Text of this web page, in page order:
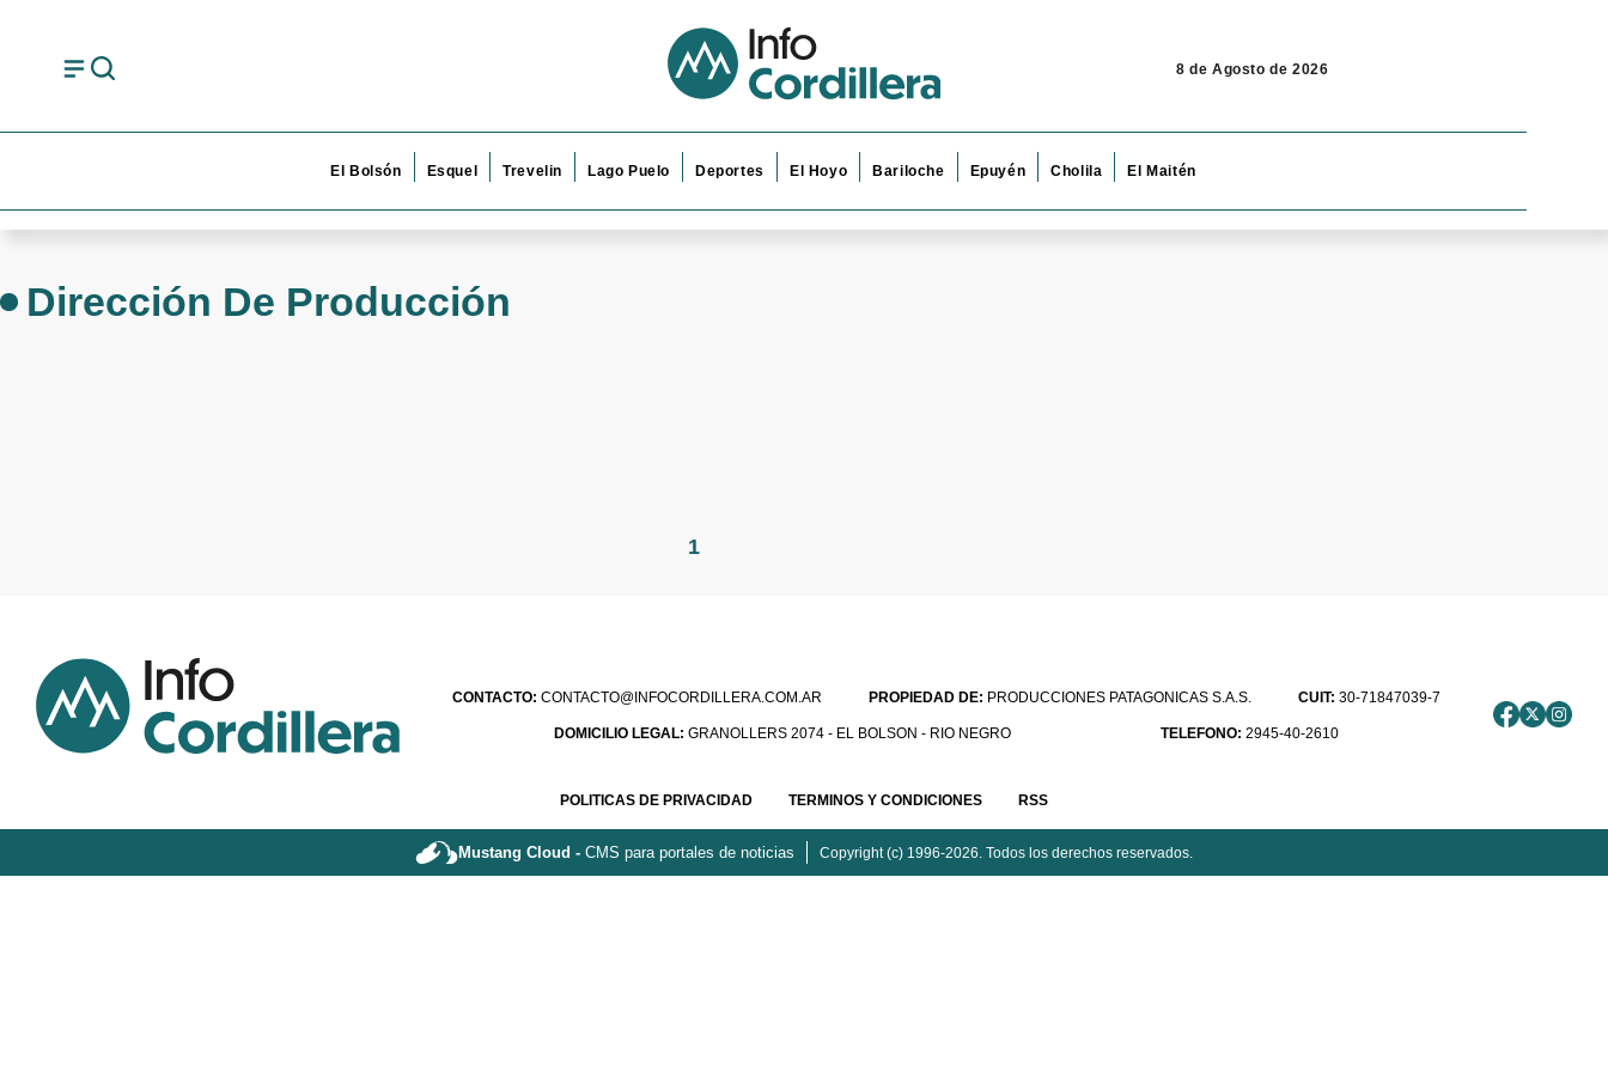
8 de Agosto de 2026
El Bolsón Esquel Trevelin Lago Puelo Deportes El Hoyo Bariloche Epuyén Cholila El Maitén
Dirección De Producción
1
CONTACTO: CONTACTO@INFOCORDILLERA.COM.AR PROPIEDAD DE: PRODUCCIONES PATAGONICAS S.A.S. CUIT: 30-71847039-7
DOMICILIO LEGAL:GRANOLLERS 2074 - EL BOLSON - RIO NEGRO TELEFONO: 2945-40-2610
POLITICAS DE PRIVACIDAD TERMINOS Y CONDICIONES RSS
Mustang Cloud - CMS para portales de noticias Copyright (c) 1996-2026. Todos los derechos reservados.